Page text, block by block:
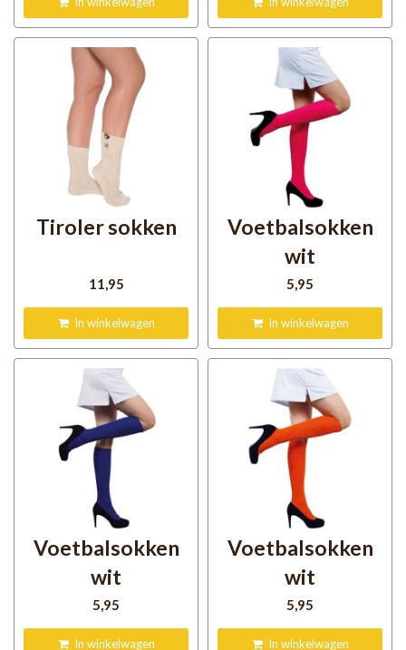
Tiroler sokken
11,95
In winkelwagen
Voetbalsokken
wit
5,95
In winkelwagen
Voetbalsokken
wit
5,95
In winkelwagen
Voetbalsokken
wit
5,95
In winkelwagen